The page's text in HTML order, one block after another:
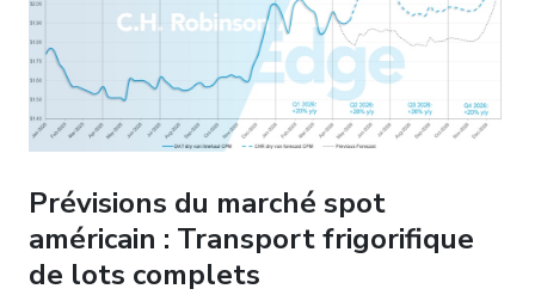
Prévisions du marché spot
américain : Transport frigorifique
de lots complets